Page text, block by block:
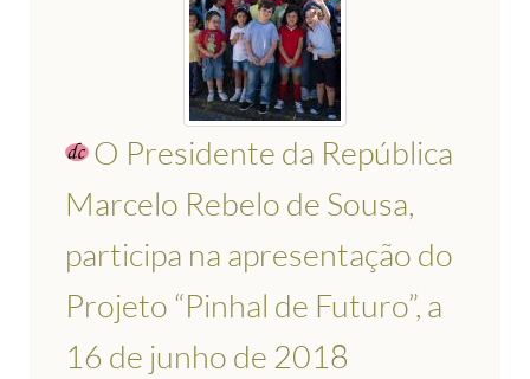
O Presidente da República
Marcelo Rebelo de Sousa,
participa na apresentação do
Projeto “Pinhal de Futuro”, a
16 de junho de 2018